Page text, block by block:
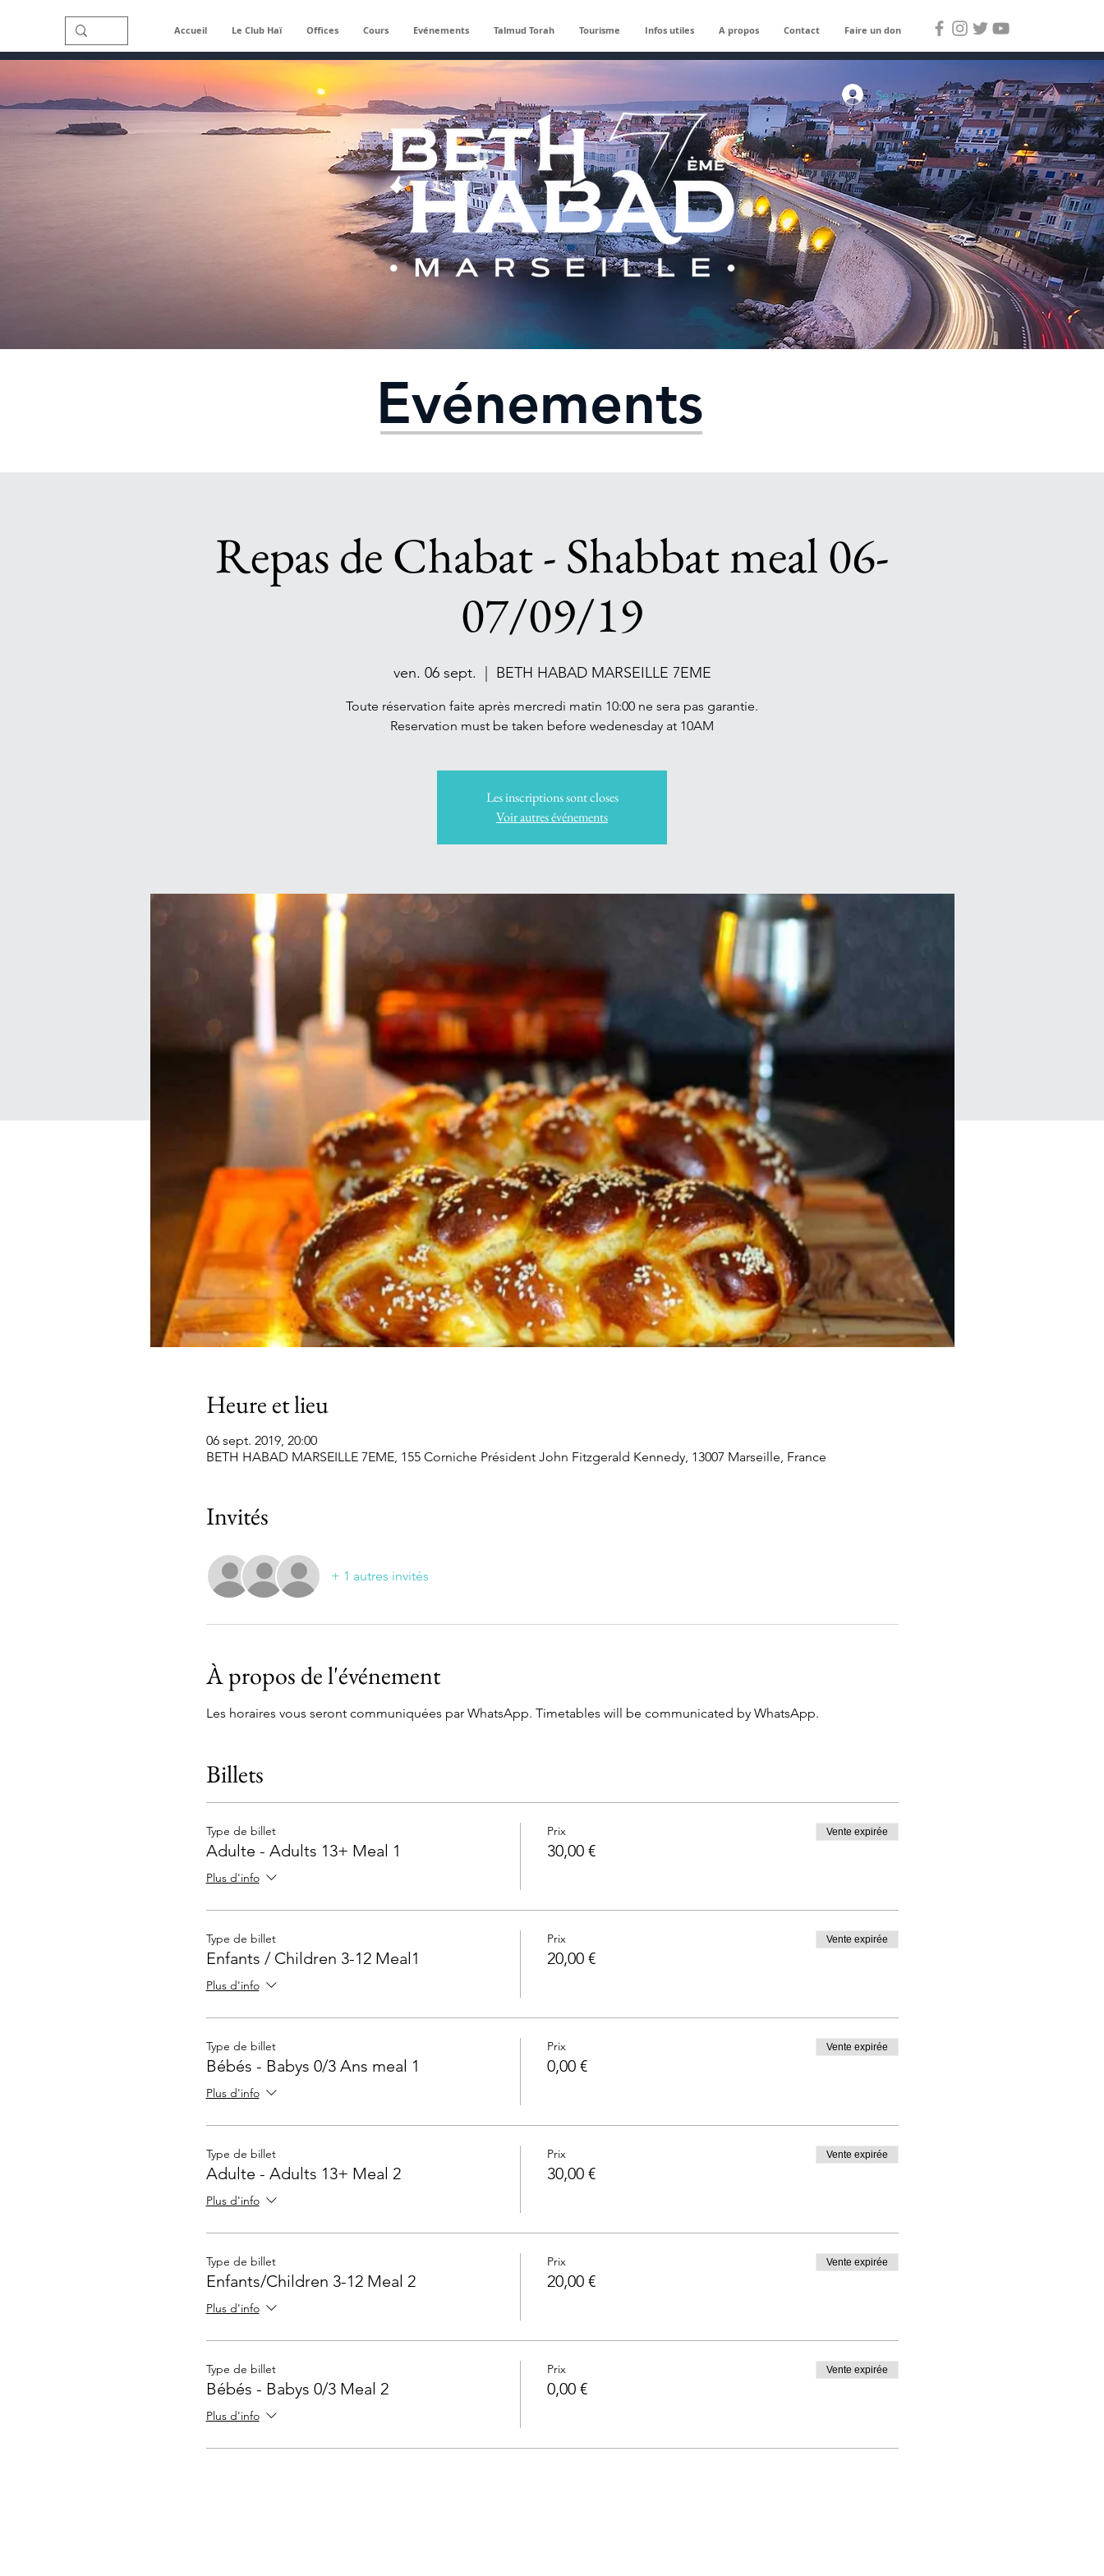
Accueil Le Club Haï Offices Cours Evénements Talmud Torah Tourisme Infos utiles A propos Contact Faire un don
Evénements
Repas de Chabat - Shabbat meal 06-
07/09/19
ven. 06 sept. BETH HABAD MARSEILLE 7EME
Toute réservation faite après mercredi matin 10:00 ne sera pas garantie.
Reservation must be taken before wedenesday at 10AM
Les inscriptions sont closes
Voir autres événements
Heure et lieu
06 sept. 2019, 20:00
BETH HABAD MARSEILLE 7EME, 155 Corniche Président John Fitzgerald Kennedy, 13007 Marseille, France
Invités
+ 1 autres invités
À propos de l'événement
Les horaires vous seront communiquées par WhatsApp. Timetables will be communicated by WhatsApp.
Billets
Type de billet
Adulte - Adults 13+ Meal 1
Plus d'info
Prix
30,00 €
Vente expirée
Type de billet
Enfants / Children 3-12 Meal1
Plus d'info
Prix
20,00 €
Vente expirée
Type de billet
Bébés - Babys 0/3 Ans meal 1
Plus d'info
Prix
0,00 €
Vente expirée
Type de billet
Adulte - Adults 13+ Meal 2
Plus d'info
Prix
30,00 €
Vente expirée
Type de billet
Enfants/Children 3-12 Meal 2
Plus d'info
Prix
20,00 €
Vente expirée
Type de billet
Bébés - Babys 0/3 Meal 2
Plus d'info
Prix
0,00 €
Vente expirée
Se connecter